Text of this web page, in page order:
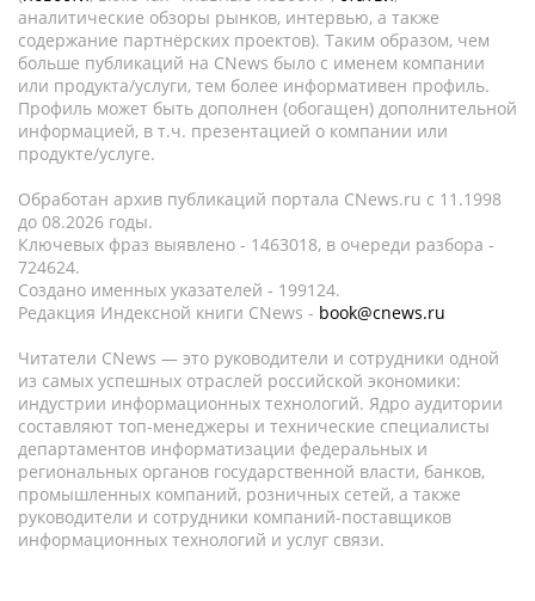
аналитические обзоры рынков, интервью, а также
содержание партнёрских проектов). Таким образом, чем
больше публикаций на CNews было с именем компании
или продукта/услуги, тем более информативен профиль.
Профиль может быть дополнен (обогащен) дополнительной
информацией, в т.ч. презентацией о компании или
продукте/услуге.
Обработан архив публикаций портала CNews.ru c 11.1998
до 08.2026 годы.
Ключевых фраз выявлено - 1463018, в очереди разбора -
724624.
Создано именных указателей - 199124.
Редакция Индексной книги CNews - book@cnews.ru
Читатели CNews — это руководители и сотрудники одной
из самых успешных отраслей российской экономики:
индустрии информационных технологий. Ядро аудитории
составляют топ-менеджеры и технические специалисты
департаментов информатизации федеральных и
региональных органов государственной власти, банков,
промышленных компаний, розничных сетей, а также
руководители и сотрудники компаний-поставщиков
информационных технологий и услуг связи.